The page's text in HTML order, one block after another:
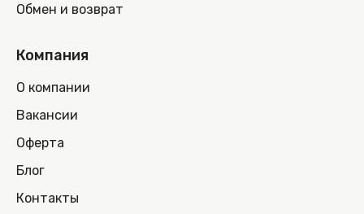
Обмен и возврат
Компания
О компании
Вакансии
Оферта
Блог
Контакты